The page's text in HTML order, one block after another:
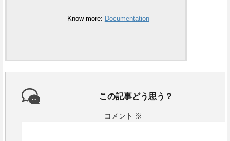
Know more: Documentation
この記事どう思う？
コメント ※